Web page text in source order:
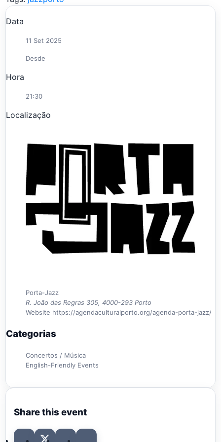
Data
11 Set 2025
Desde
Hora
21:30
Localização
Porta-Jazz
R. João das Regras 305, 4000-293 Porto
Website https://agendaculturalporto.org/agenda-porta-jazz/
Categorias
Concertos / Música
English-Friendly Events
Share this event